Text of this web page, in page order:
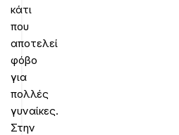
κάτι
που
αποτελεί
φόβο
για
πολλές
γυναίκες.
Στην